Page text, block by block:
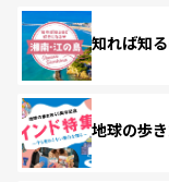
知れば知
地球の歩